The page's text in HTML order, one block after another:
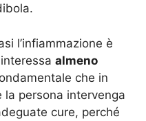
l’infiammazione è
almeno
che in
persona intervenga
cure, perché